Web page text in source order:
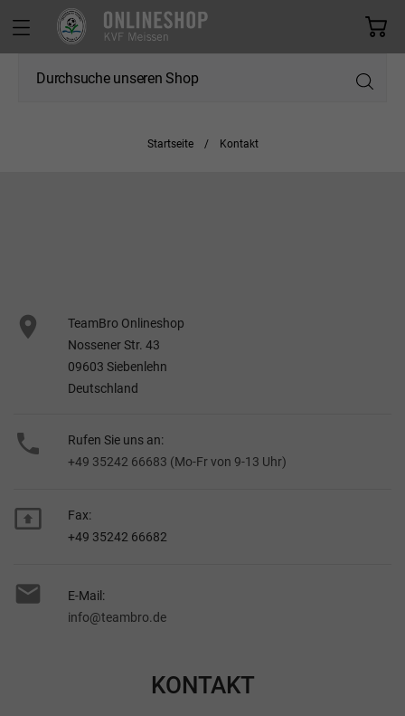
Startseite Kontakt

TeamBro Onlineshop
Nossener Str. 43
09603 Siebenlehn
Deutschland

Rufen Sie uns an:
+49 35242 66683 (Mo-Fr von 9-13 Uhr)

Fax:
+49 35242 66682

E-Mail:
info@teambro.de
KONTAKT